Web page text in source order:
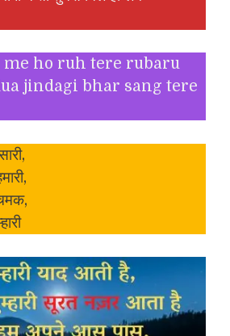
me ho ruh tere rubaru
jindagi bhar sang tere